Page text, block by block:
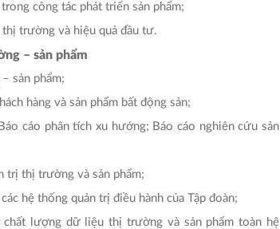
công tác phát triển sản phẩm;
trường và hiệu quả đầu tư.
– sản phẩm
sản phẩm;
hàng và sản phẩm bất động sản;
cáo phân tích xu hướng; Báo cáo nghiên cứu sản
trị thị trường và sản phẩm;
hệ thống quản trị điều hành của Tập đoàn;
lượng dữ liệu thị trường và sản phẩm toàn hệ